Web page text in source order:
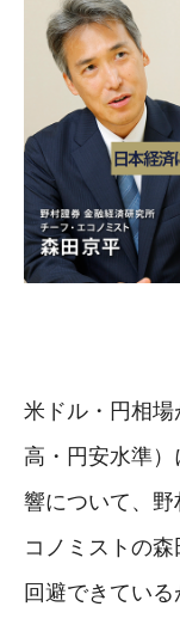
米ドル・円相
高・円安水準
響について、
コノミストの
回避できてい